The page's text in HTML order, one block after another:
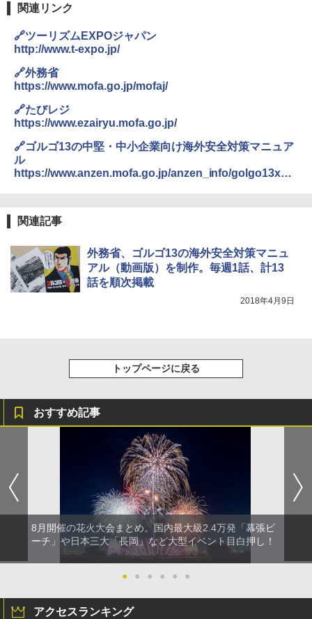
HYREKK 八角形タープ 防水タープ 3×4.5m
ブラックラバーコーティング UPF50+ UVカ
ット 5000mm耐水圧 210D生地 遮光
関連リンク
🔗ツーリズムEXPOジャパン
http://www.t-expo.jp/
🔗外務省
https://www.mofa.go.jp/mofaj/
🔗たびレジ
https://www.ezairyu.mofa.go.jp/
🔗ゴルゴ13の中堅・中小企業向け海外安全対策マニュア
ル
https://www.anzen.mofa.go.jp/anzen_info/golgo13xgai
関連記事
外務省、ゴルゴ13の海外安全対策マニュ
アル（動画版）を制作。毎週1話、計13
話を順次掲載
2018年4月9日
トップページに戻る
おすすめ記事
8月開催の花火大会まとめ。国内最大級2.4万発「幕張ビ
ーチ」や日本三大「長岡」など大型イベント目白押し！
● ● ● ● ● ●
アクセスランキング